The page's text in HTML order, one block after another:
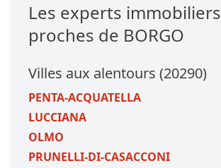
Les experts immobiliers
proches de BORGO
Villes aux alentours (20290)
PENTA-ACQUATELLA
LUCCIANA
OLMO
PRUNELLI-DI-CASACCONI